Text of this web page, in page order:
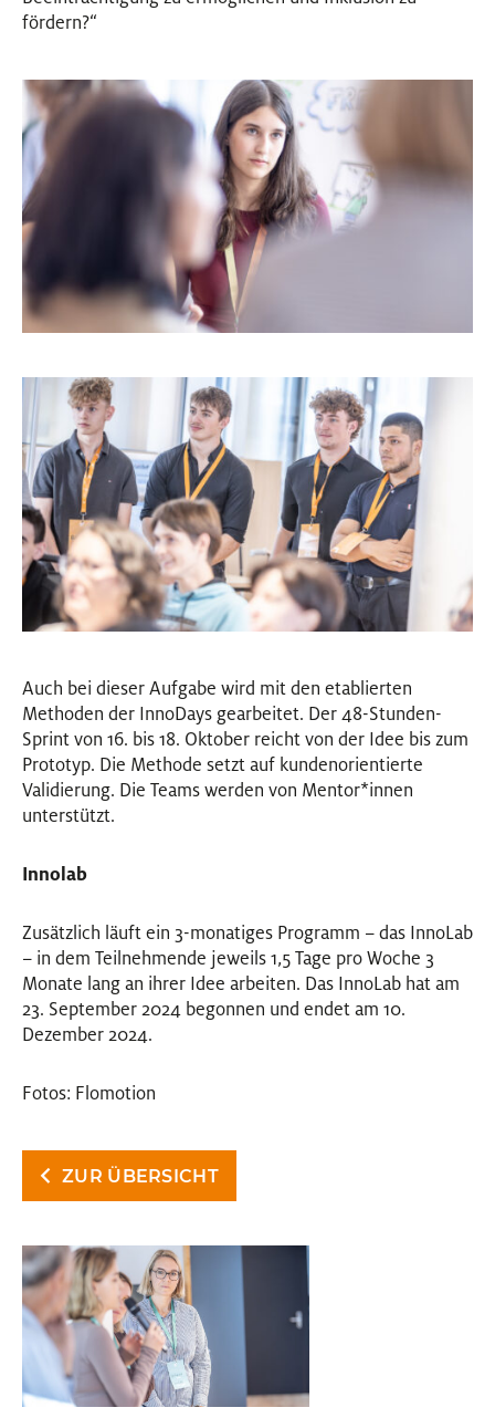
fördern?“
Auch bei dieser Aufgabe wird mit den etablierten
Methoden der InnoDays gearbeitet. Der 48-Stunden-
Sprint von 16. bis 18. Oktober reicht von der Idee bis zum
Prototyp. Die Methode setzt auf kundenorientierte
Validierung. Die Teams werden von Mentor*innen
unterstützt.
Innolab
Zusätzlich läuft ein 3-monatiges Programm – das InnoLab
– in dem Teilnehmende jeweils 1,5 Tage pro Woche 3
Monate lang an ihrer Idee arbeiten. Das InnoLab hat am
23. September 2024 begonnen und endet am 10.
Dezember 2024.
Fotos: Flomotion
ZUR ÜBERSICHT